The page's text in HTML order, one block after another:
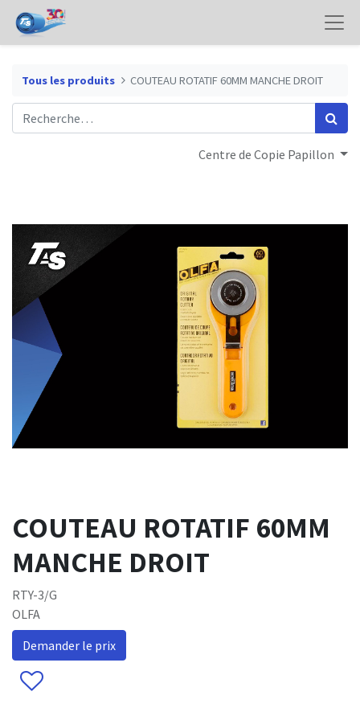
Tous les produits COUTEAU ROTATIF 60MM MANCHE DROIT
Centre de Copie Papillon
COUTEAU ROTATIF 60MM
MANCHE DROIT
RTY-3/G
OLFA
Demander le prix